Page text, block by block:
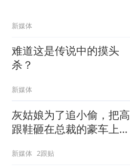
新媒体
难道这是传说中的摸头
杀？
新媒体
灰姑娘为了追小偷，把高
跟鞋砸在总裁的豪车上，
新媒体 2跟贴